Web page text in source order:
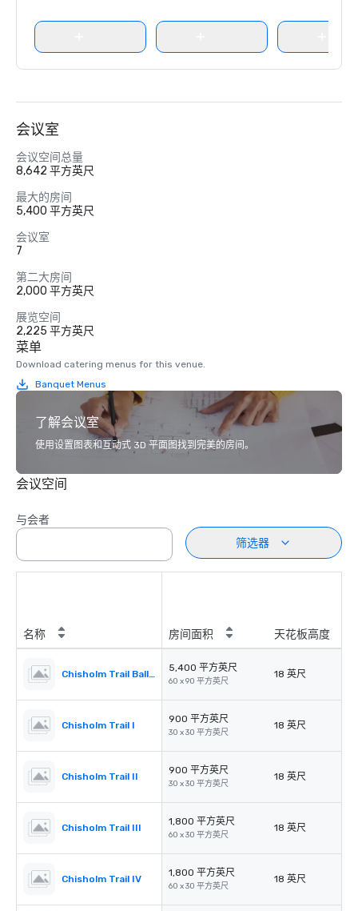
会议室
会议空间总量
8,642 平方英尺
最大的房间
5,400 平方英尺
会议室
7
第二大房间
2,000 平方英尺
展览空间
2,225 平方英尺
菜单
Download catering menus for this venue.
Banquet Menus
了解会议室
使用设置图表和互动式 3D 平面图找到完美的房间。
会议空间
与会者
筛选器
名称 房间面积 天花板高度
Chisholm Trail Ballroom
5,400 平方英尺
60 x 90 平方英尺
18 英尺
Chisholm Trail I
900 平方英尺
30 x 30 平方英尺
18 英尺
Chisholm Trail II
900 平方英尺
30 x 30 平方英尺
18 英尺
Chisholm Trail III
1,800 平方英尺
60 x 30 平方英尺
18 英尺
Chisholm Trail IV
1,800 平方英尺
60 x 30 平方英尺
18 英尺